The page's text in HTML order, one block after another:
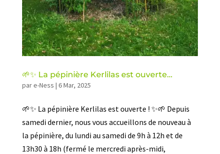
🌱✨ La pépinière Kerlilas est ouverte…
pare-Ness | 6 Mar, 2025
🌱✨ La pépinière Kerlilas est ouverte ! ✨🌱 Depuis
samedi dernier, nous vous accueillons de nouveau à
la pépinière, du lundi au samedi de 9h à 12h et de
13h30 à 18h (fermé le mercredi après-midi,